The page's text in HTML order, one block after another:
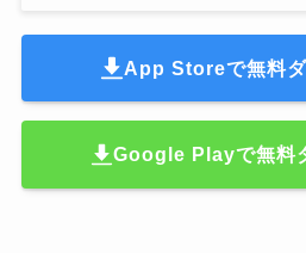
App Storeで無料ダ
Google Playで無料